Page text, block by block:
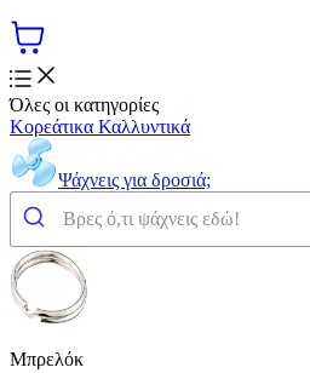
Όλες οι κατηγορίες
Κορεάτικα Καλλυντικά
Ψάχνεις για δροσιά;
Μπρελόκ